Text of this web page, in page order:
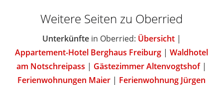
Weitere Seiten zu Oberried
Unterkünftein Oberried: Übersicht|
Appartement-Hotel Berghaus Freiburg | Waldhotel
am Notschreipass | Gästezimmer Altenvogtshof|
Ferienwohnungen Maier | Ferienwohnung Jürgen